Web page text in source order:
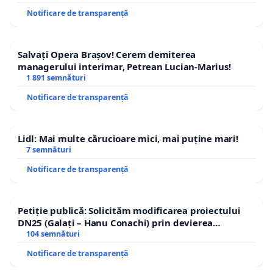
Notificare de transparență
Salvați Opera Brașov! Cerem demiterea
managerului interimar, Petrean Lucian-Marius!
1 891 semnături
Notificare de transparență
Lidl: Mai multe cărucioare mici, mai puține mari!
7 semnături
Notificare de transparență
Petiție publică: Solicităm modificarea proiectului
DN25 (Galați – Hanu Conachi) prin devierea
traseului în afara localităților!
104 semnături
Notificare de transparență